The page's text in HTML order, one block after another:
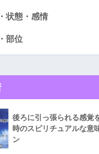
状態・感情
部位
後ろに引っ張られる感覚
時のスピリチュアルな意
ン